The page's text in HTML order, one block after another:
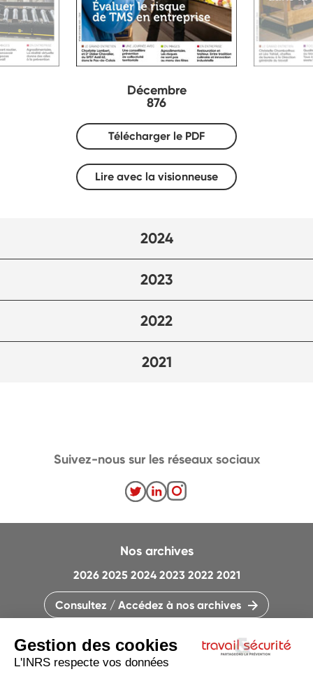
Décembre
876
Télécharger le PDF
Lire avec la visionneuse
2024
2023
2022
2021
Nos archives
2026 2025 2024 2023 2022 2021
Consultez / Accédez à nos archives
Suivez-nous sur les réseaux sociaux